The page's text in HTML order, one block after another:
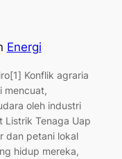
Energi
Konflik agraria
mencuat,
oleh industri
Listrik Tenaga Uap
dan petani lokal
hidup mereka,